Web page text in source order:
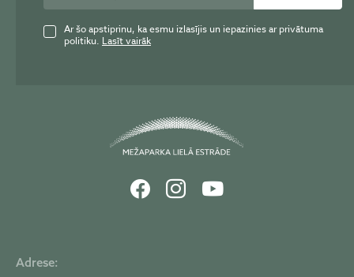
Adrese:
Ar šo apstiprinu, ka esmu izlasījis un iepazinies ar privātuma
politiku. Lasīt vairāk